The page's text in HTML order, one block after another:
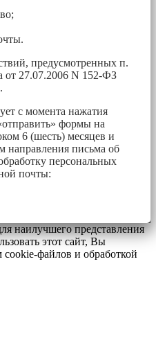
предусмотренных п.
от 27.07.2006 N 152-ФЗ
с момента нажатия
формы на
6 (шесть) месяцев и
направления письма об
персональных
почты:
наилучшего представления
этот сайт, Вы
cookie-файлов и обработкой